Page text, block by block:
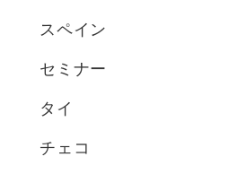
スペイン
セミナー
タイ
チェコ